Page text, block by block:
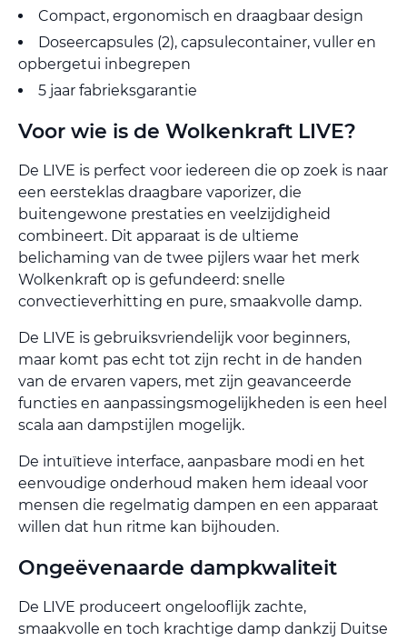
Compact, ergonomisch en draagbaar design
Doseercapsules (2), capsulecontainer, vuller en
opbergetui inbegrepen
5 jaar fabrieksgarantie
Voor wie is de Wolkenkraft LIVE?
De LIVE is perfect voor iedereen die op zoek is naar
een eersteklas draagbare vaporizer, die
buitengewone prestaties en veelzijdigheid
combineert. Dit apparaat is de ultieme
belichaming van de twee pijlers waar het merk
Wolkenkraft op is gefundeerd: snelle
convectieverhitting en pure, smaakvolle damp.
De LIVE is gebruiksvriendelijk voor beginners,
maar komt pas echt tot zijn recht in de handen
van de ervaren vapers, met zijn geavanceerde
functies en aanpassingsmogelijkheden is een heel
scala aan dampstijlen mogelijk.
De intuïtieve interface, aanpasbare modi en het
eenvoudige onderhoud maken hem ideaal voor
mensen die regelmatig dampen en een apparaat
willen dat hun ritme kan bijhouden.
Ongeëvenaarde dampkwaliteit
De LIVE produceert ongelooflijk zachte,
smaakvolle en toch krachtige damp dankzij Duitse